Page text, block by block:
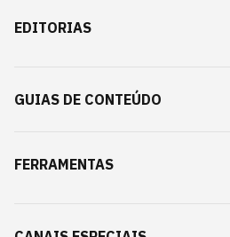
EDITORIAS
GUIAS DE CONTEÚDO
FERRAMENTAS